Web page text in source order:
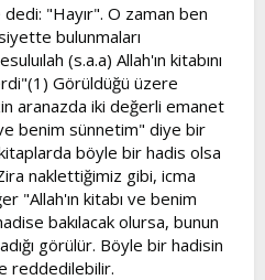
"Hayır". O zaman ben
bulunmaları
(s.a.a) Allah'ın kitabını
Görüldüğü üzere
aranazda iki değerli emanet
benim sünnetim" diye bir
böyle bir hadis olsa
naklettiğimiz gibi, icma
"Allah'ın kitabı ve benim
bakılacak olursa, bunun
görülür. Böyle bir hadisin
reddedilebilir.